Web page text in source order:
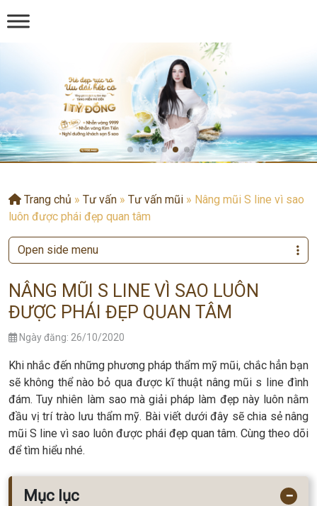
Trang chủ » Tư vấn » Tư vấn mũi » Nâng mũi S line vì sao
luôn được phái đẹp quan tâm
NÂNG MŨI S LINE VÌ SAO LUÔN
ĐƯỢC PHÁI ĐẸP QUAN TÂM
Ngày đăng: 26/10/2020
Khi nhắc đến những phương pháp thẩm mỹ mũi, chắc hẳn bạn
sẽ không thể nào bỏ qua được kĩ thuật nâng mũi s line đình
đám. Tuy nhiên làm sao mà giải pháp làm đẹp này luôn nằm
đầu vị trí trào lưu thẩm mỹ. Bài viết dưới đây sẽ chia sẻ nâng
mũi S line vì sao luôn được phái đẹp quan tâm. Cùng theo dõi
để tìm hiểu nhé.
Mục lục −
Open side menu